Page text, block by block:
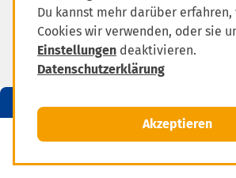
Mitglied werden
Einstellungen zum
Du kannst mehr darüber erfahren,
Cookies wir verwenden, oder sie
Einstellungen deaktivieren.
Datenschutzerklärung
Akzeptieren